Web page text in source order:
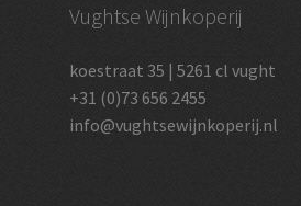
Vughtse Wijnkoperij
koestraat 35 | 5261 cl vught
+31 (0)73 656 2455
info@vughtsewijnkoperij.nl